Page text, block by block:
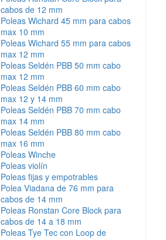
cabos de 12 mm
Poleas Wichard 45 mm para cabos
max 10 mm
Poleas Wichard 55 mm para cabos
max 12 mm
Poleas Seldén PBB 50 mm cabo
max 12 mm
Poleas Seldén PBB 60 mm cabo
max 12 y 14 mm
Poleas Seldén PBB 70 mm cabo
max 14 mm
Poleas Seldén PBB 80 mm cabo
max 16 mm
Poleas Winche
Poleas violín
Poleas fijas y empotrables
Polea Viadana de 76 mm para
cabos de 14 mm
Poleas Ronstan Core Block para
cabos de 14 a 18 mm
Poleas Tye Tec con Loop de